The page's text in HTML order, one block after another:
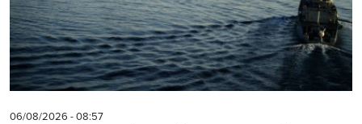
06/08/2026 - 08:57